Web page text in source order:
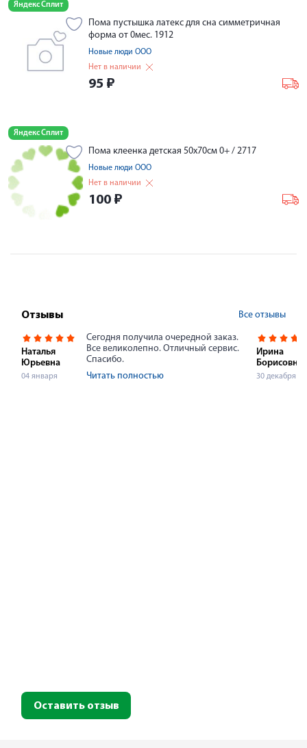
Яндекс Сплит
Пома пустышка латекс для сна симметричная
форма от 0мес. 1912
Новые люди ООО
Нет в наличии
95 ₽
Яндекс Сплит
Пома клеенка детская 50х70см 0+ / 2717
Новые люди ООО
Нет в наличии
100 ₽
Отзывы Все отзывы
Наталья
Юрьевна
04 января
Сегодня получила очередной заказ.
Все великолепно. Отличный сервис.
Спасибо.
Читать полностью
Ирина
Борисовна
30 декабря
Оставить отзыв